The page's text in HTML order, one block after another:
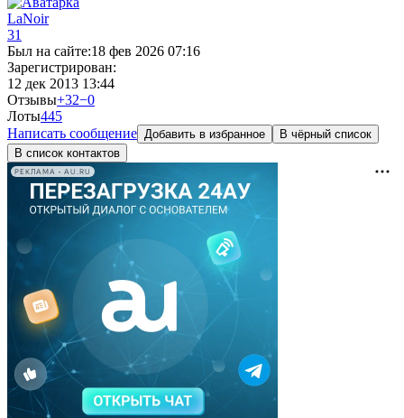
LaNoir
31
Был на сайте:18 фев 2026 07:16
Зарегистрирован:
12 дек 2013 13:44
Отзывы+32−0
Лоты445
Написать сообщение Добавить в избранное
В чёрный список
В список контактов
РЕКЛАМА • AU.RU